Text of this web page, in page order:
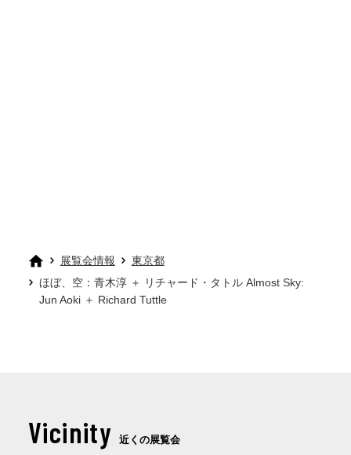
展覧会情報
東京都
ほぼ、空：⻘⽊淳 ＋ リチャード・タトル Almost Sky:
Jun Aoki ＋ Richard Tuttle
Vicinity 近くの展覧会